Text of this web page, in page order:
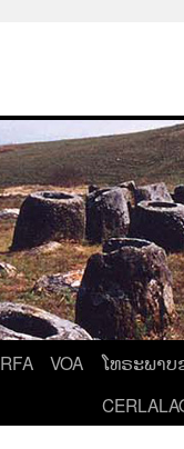
RFA VOA
ໂທຣະພາບ